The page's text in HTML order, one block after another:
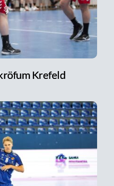
Krefeld